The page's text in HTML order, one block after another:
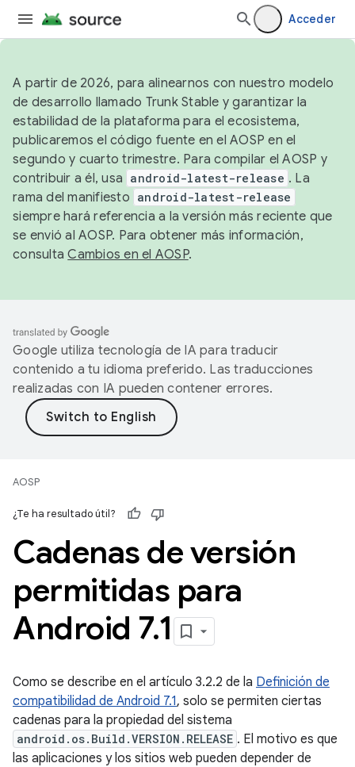
Acceder
A partir de 2026, para alinearnos con nuestro modelo
de desarrollo llamado Trunk Stable y garantizar la
estabilidad de la plataforma para el ecosistema,
publicaremos el código fuente en el AOSP en el
segundo y cuarto trimestre. Para compilar el AOSP y
contribuir a él, usa android-latest-release . La
rama del manifiesto android-latest-release
siempre hará referencia a la versión más reciente que
se envió al AOSP. Para obtener más información,
consultaCambios en el AOSP.
Google utiliza tecnología de IA para traducir
contenido a tu idioma preferido. Las traducciones
realizadas con IA pueden contener errores.
AOSP
¿Te ha resultado útil?
Cadenas de versión
permitidas para
Android 7.1
Como se describe en el artículo 3.2.2 de la Definición de
compatibilidad de Android 7.1, solo se permiten ciertas
cadenas para la propiedad del sistema
android.os.Build.VERSION.RELEASE . El motivo es que
las aplicaciones y los sitios web pueden depender de